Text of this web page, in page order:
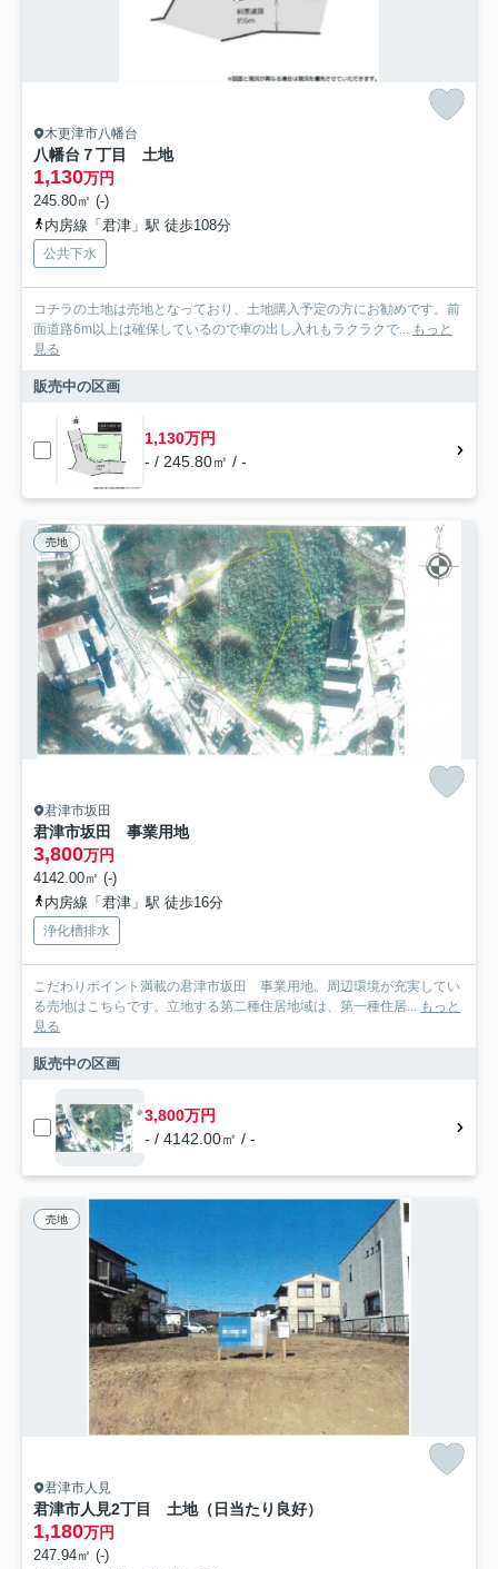
木更津市八幡台
八幡台７丁目 土地
1,130万円
245.80㎡ (-)
内房線「君津」駅 徒歩108分
公共下水
コチラの土地は売地となっており、土地購入予定の方にお勧めです。前
面道路6m以上は確保しているので車の出し入れもラクラクで... もっと
見る
販売中の区画
1,130万円
- / 245.80㎡ / -
売地
君津市坂田
君津市坂田 事業用地
3,800万円
4142.00㎡ (-)
内房線「君津」駅 徒歩16分
浄化槽排水
こだわりポイント満載の君津市坂田 事業用地。周辺環境が充実してい
る売地はこちらです。立地する第二種住居地域は、第一種住居... もっと
見る
販売中の区画
3,800万円
- / 4142.00㎡ / -
売地
君津市人見
君津市人見2丁目 土地（日当たり良好）
1,180万円
247.94㎡ (-)